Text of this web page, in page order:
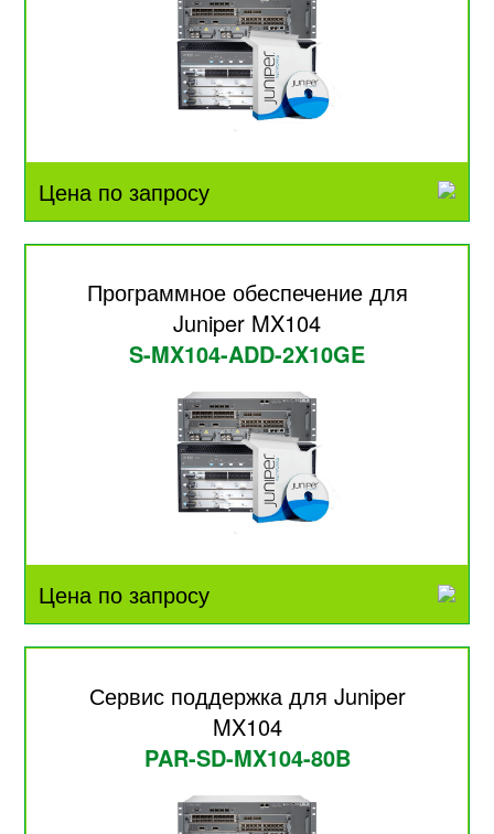
Цена по запросу
Программное обеспечение для
Juniper MX104
S-MX104-ADD-2X10GE
Цена по запросу
Сервис поддержка для Juniper
MX104
PAR-SD-MX104-80B